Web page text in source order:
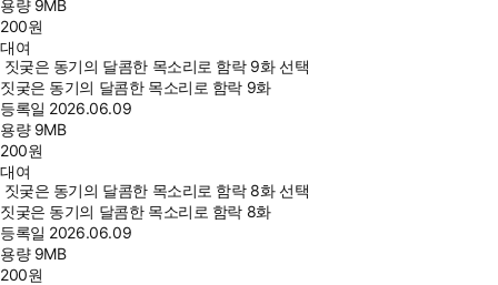
용량 9MB
200원
대여
짓궂은 동기의 달콤한 목소리로 함락 9화 선택
짓궂은 동기의 달콤한 목소리로 함락 9화
등록일 2026.06.09
용량 9MB
200원
대여
짓궂은 동기의 달콤한 목소리로 함락 8화 선택
짓궂은 동기의 달콤한 목소리로 함락 8화
등록일 2026.06.09
용량 9MB
200원